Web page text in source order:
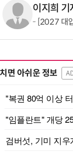
이지희 기
[2027 대
면 아쉬운 정보